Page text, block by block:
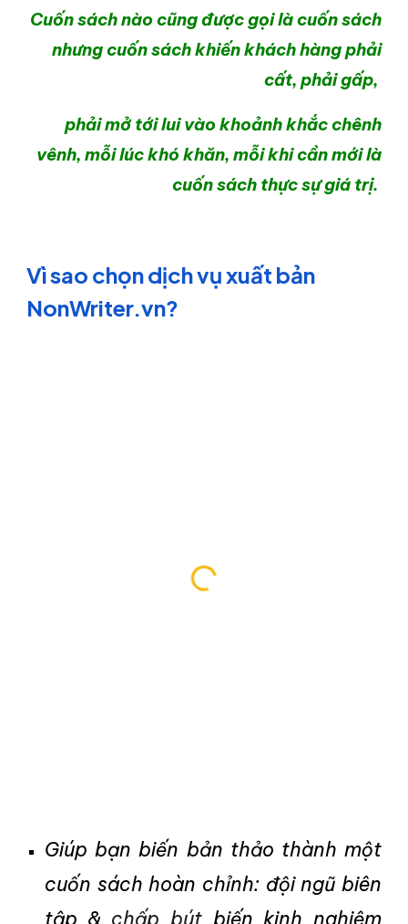
Cuốn sách nào cũng được gọi là cuốn sách
nhưng cuốn sách khiến khách hàng phải
cất, phải gấp,
phải mở tới lui vào khoảnh khắc chênh
vênh, mỗi lúc khó khăn, mỗi khi cần mới là
cuốn sách thực sự giá trị.
Vì sao chọn dịch vụ xuất bản
NonWriter.vn?
Giúp bạn biến bản thảo thành một
cuốn sách hoàn chỉnh: đội ngũ biên